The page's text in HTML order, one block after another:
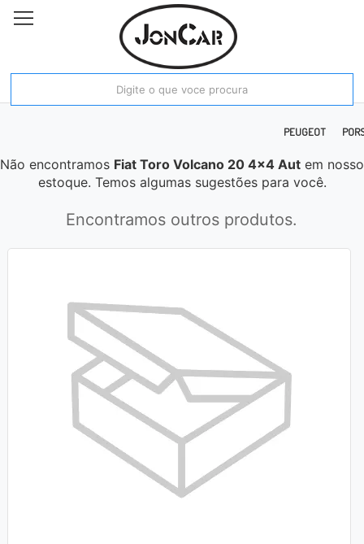
HONDA HYUNDAI JAC
PEUGEOT
Não encontramos Fiat Toro Volcano 20 4x4 Aut em nosso
estoque. Temos algumas sugestões para você.
Encontramos outros produtos.